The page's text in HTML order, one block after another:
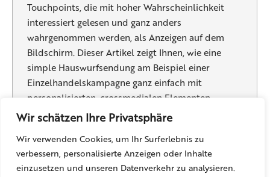
Wir schätzen Ihre Privatsphäre
Wir verwenden Cookies, um Ihr Surferlebnis zu
verbessern, personalisierte Anzeigen oder Inhalte
einzusetzen und unseren Datenverkehr zu analysieren.
Touchpoints, die mit hoher Wahrscheinlichkeit
interessiert gelesen und ganz anders
wahrgenommen werden, als Anzeigen auf dem
Bildschirm. Dieser Artikel zeigt Ihnen, wie eine
simple Hauswurfsendung am Beispiel einer
Einzelhandelskampagne ganz einfach mit
personalisierten, crossmedialen Elementen
aufgewertet werden kann. Ein
Bekleidungsunternehmen vertreibt Mode…